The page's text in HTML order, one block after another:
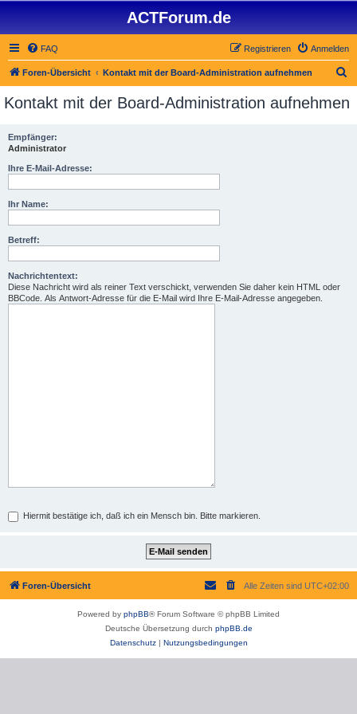
ACTForum.de
FAQ Anmelden
Registrieren
Foren-Übersicht Kontakt mit der Board-Administration aufnehmen
c
Kontakt mit der Board-Administration aufnehmen
Empfänger:
Administrator
Ihre E-Mail-Adresse:
Ihr Name:
Betreff:
Nachrichtentext:
Diese Nachricht wird als reiner Text verschickt, verwenden Sie daher kein HTML oder
BBCode. Als Antwort-Adresse für die E-Mail wird Ihre E-Mail-Adresse angegeben.
Hiermit bestätige ich, daß ich ein Mensch bin. Bitte markieren.
Foren-Übersicht Alle Zeiten sind UTC+02:00
Powered by phpBB® Forum Software © phpBB Limited
Deutsche Übersetzung durch phpBB.de
Datenschutz| Nutzungsbedingungen